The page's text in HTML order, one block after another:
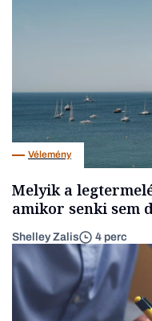
Vélemény
Melyik a
amikor senki sem
Shelley Zalis 4 perc